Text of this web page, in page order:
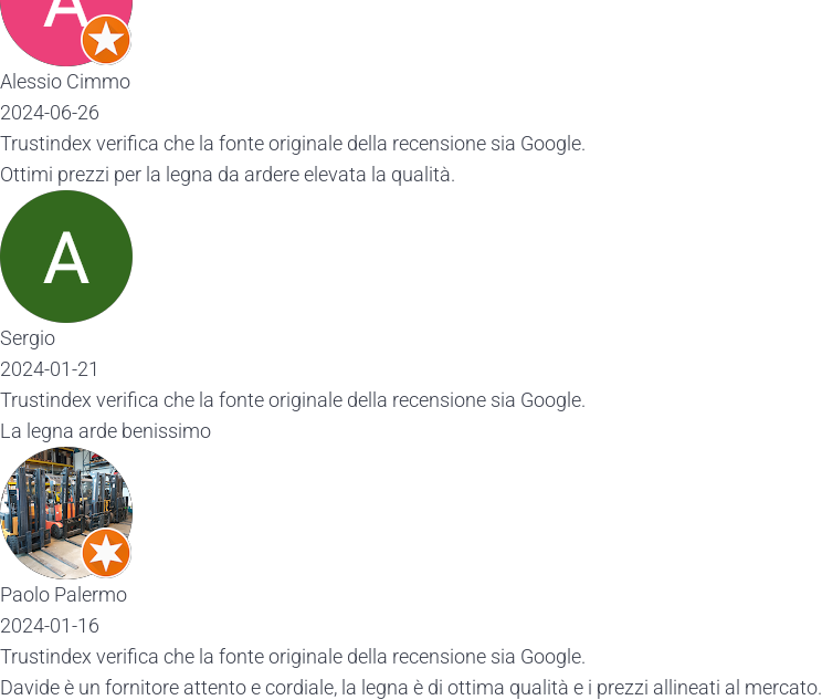
Alessio Cimmo
2024-06-26
Trustindex verifica che la fonte originale della recensione sia Google.
Ottimi prezzi per la legna da ardere elevata la qualità.
Sergio
2024-01-21
Trustindex verifica che la fonte originale della recensione sia Google.
La legna arde benissimo
Paolo Palermo
2024-01-16
Trustindex verifica che la fonte originale della recensione sia Google.
Davide è un fornitore attento e cordiale, la legna è di ottima qualità e i prezzi allineati al mercato.